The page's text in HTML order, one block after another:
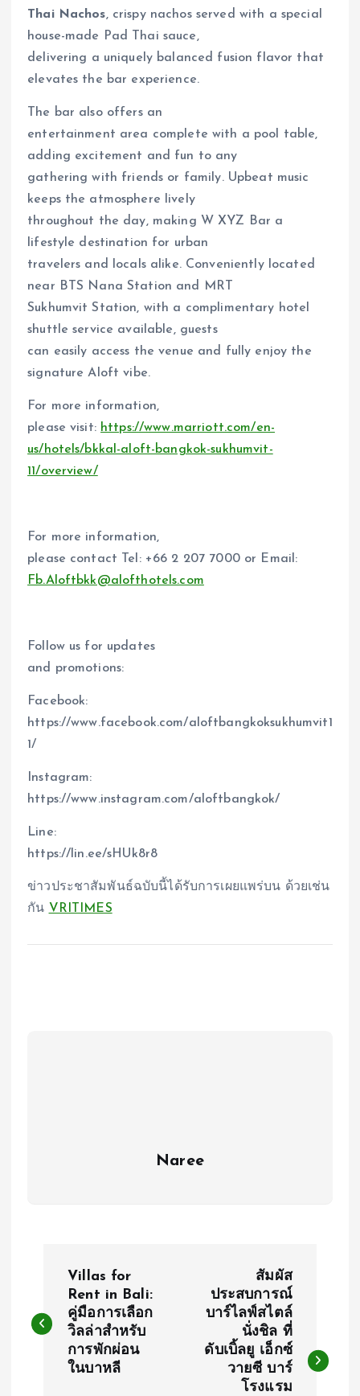
Thai Nachos, crispy nachos served with a special
house-made Pad Thai sauce,
delivering a uniquely balanced fusion flavor that
elevates the bar experience.
The bar also offers an
entertainment area complete with a pool table,
adding excitement and fun to any
gathering with friends or family. Upbeat music
keeps the atmosphere lively
throughout the day, making W XYZ Bar a
lifestyle destination for urban
travelers and locals alike. Conveniently located
near BTS Nana Station and MRT
Sukhumvit Station, with a complimentary hotel
shuttle service available, guests
can easily access the venue and fully enjoy the
signature Aloft vibe.
For more information,
please visit: https://www.marriott.com/en-
us/hotels/bkkal-aloft-bangkok-sukhumvit-
11/overview/
For more information,
please contact Tel: +66 2 207 7000 or Email:
Fb.Aloftbkk@alofthotels.com
Follow us for updates
and promotions:
Facebook:
https://www.facebook.com/aloftbangkoksukhumvit1
1/
Instagram:
https://www.instagram.com/aloftbangkok/
Line:
https://lin.ee/sHUk8r8
ข่าวประชาสัมพันธ์ฉบับนี้ได้รับการเผยแพร่บน ด้วยเช่น
กัน VRITIMES
Naree
s
Villas for
Rent in Bali:
คู่มือการเลือก
วิลล่าสำหรับ
การพักผ่อน
ในบาหลี
สัมผัส
ประสบการณ์
บาร์ไลฟ์สไตล์
นั่งชิล ที่
ดับเบิ้ลยู เอ็กซ์
วายซี บาร์
โรงแรม